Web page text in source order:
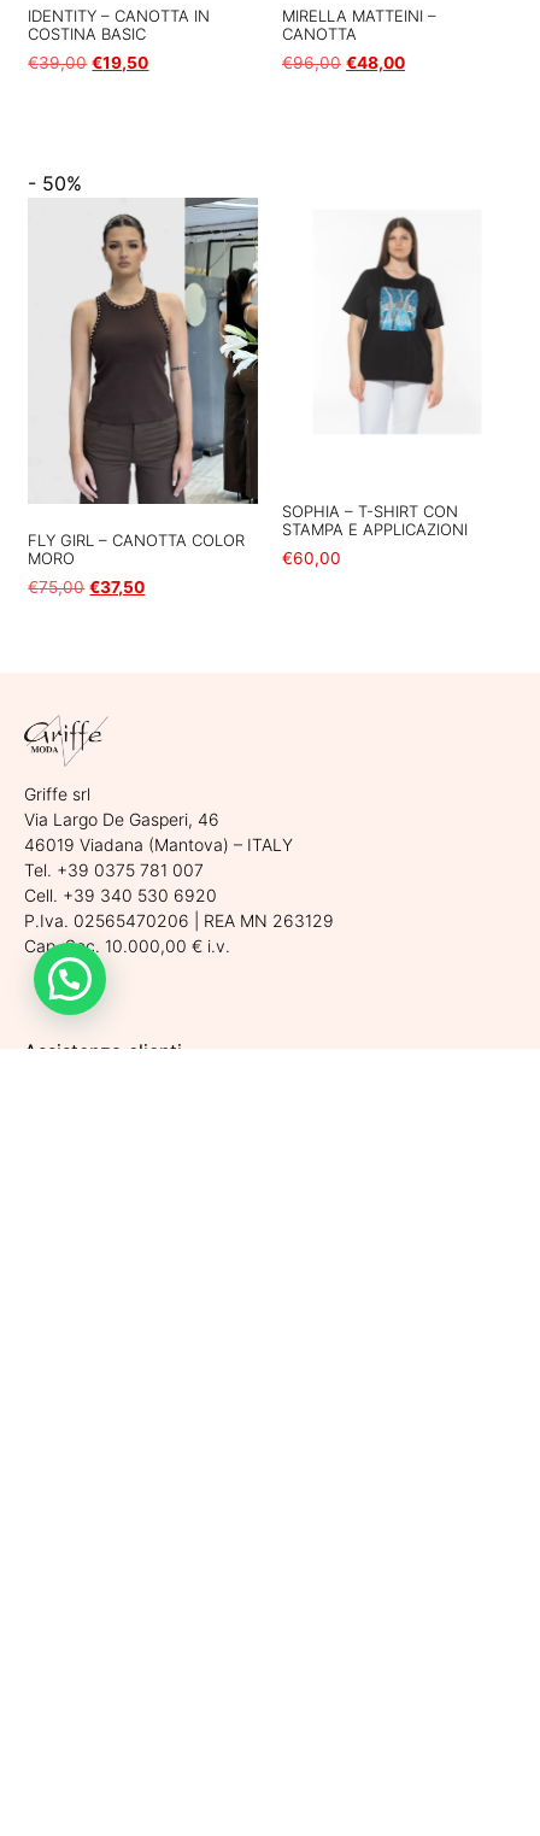
IDENTITY – CANOTTA IN
COSTINA BASIC
€39,00 €19,50
MIRELLA MATTEINI –
CANOTTA
€96,00 €48,00
- 50%
FLY GIRL – CANOTTA COLOR
MORO
€75,00 €37,50
SOPHIA – T-SHIRT CON
STAMPA E APPLICAZIONI
€60,00
Griffe srl
Via Largo De Gasperi, 46
46019 Viadana (Mantova) – ITALY
Tel. +39 0375 781 007
Cell. +39 340 530 6920
P.Iva. 02565470206 | REA MN 263129
Cap. Soc. 10.000,00 € i.v.
Assistenza clienti